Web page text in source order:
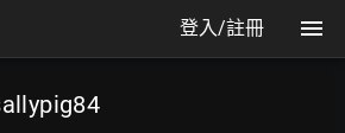
登入/註冊